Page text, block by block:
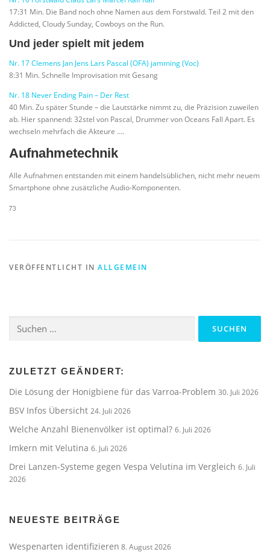
17:31 Min. Die Band noch ohne Namen aus dem Forstwald. Teil 2 mit den
Addicted, Cloudy Sunday, Cowboys on the Run.
Und jeder spielt mit jedem
Nr. 17 Clemens Jan Jens Lars Pascal (OFA) jamming (Voc)
8:31 Min. Schnelle Improvisation mit Gesang
Nr. 18 Never Ending Pain – Der Rest
40 Min. Zu später Stunde – die Lautstärke nimmt zu, die Präzision zuweilen
ab. Hier spannend: 32stel von Pascal, Drummer von Oceans Fall Apart. Es
wechseln mehrfach die Akteure ….
Aufnahmetechnik
Alle Aufnahmen entstanden mit einem handelsüblichen, nicht mehr neuem
Smartphone ohne zusätzliche Audio-Komponenten.
VERÖFFENTLICHT IN ALLGEMEIN
nach:
ZULETZT GEÄNDERT:
Die Lösung der Honigbiene für das Varroa-Problem 30. Juli 2026
BSV Infos Übersicht 24. Juli 2026
Welche Anzahl Bienenvölker ist optimal? 6. Juli 2026
Imkern mit Velutina 6. Juli 2026
Drei Lanzen-Systeme gegen Vespa Velutina im Vergleich 6. Juli
2026
NEUESTE BEITRÄGE
Wespenarten identifizieren 8. August 2026